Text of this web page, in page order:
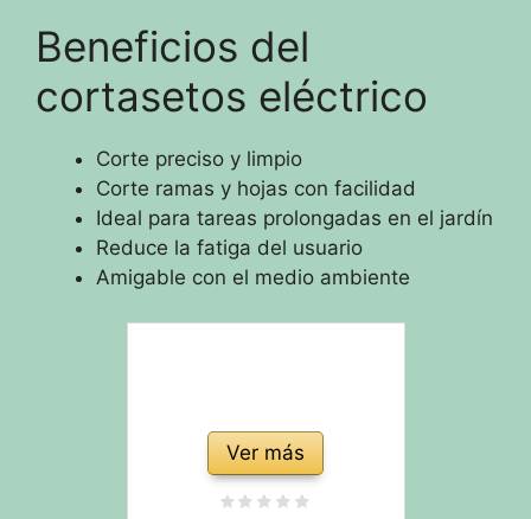
Beneficios del
cortasetos eléctrico
Corte preciso y limpio
Corte ramas y hojas con facilidad
Ideal para tareas prolongadas en el jardín
Reduce la fatiga del usuario
Amigable con el medio ambiente
Ver más